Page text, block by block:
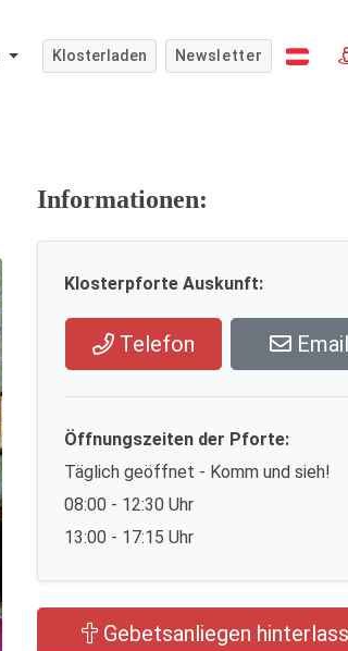
Klosterladen Newsletter
Informationen:
Klosterpforte Auskunft:
Telefon Email
Öffnungszeiten der Pforte:
Täglich geöffnet - Komm und sieh!
08:00 - 12:30 Uhr
13:00 - 17:15 Uhr
Gebetsanliegen